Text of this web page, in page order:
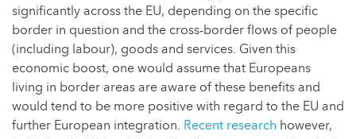
significantly across the EU, depending on the specific
border in question and the cross-border flows of people
(including labour), goods and services. Given this
economic boost, one would assume that Europeans
living in border areas are aware of these benefits and
would tend to be more positive with regard to the EU and
further European integration. Recent research however,